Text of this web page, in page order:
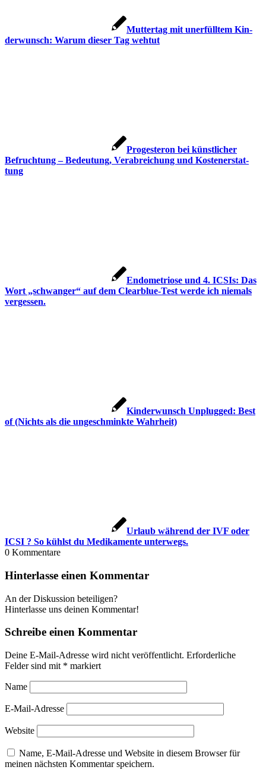
Mut­ter­tag mit uner­füll­tem Kin­
der­wunsch: War­um die­ser Tag weh­tut
Pro­ges­te­ron bei künst­li­cher
Befruch­tung – Bedeu­tung, Ver­ab­rei­chung und Kos­ten­er­stat­
tung
Endo­me­trio­se und 4. ICSIs: Das
Wort „schwan­ger“ auf dem Cle­ar­blue-Test wer­de ich nie­mals
ver­ges­sen.
Kin­der­wunsch Unplug­ged: Best
of (Nichts als die unge­schmink­te Wahr­heit)
Urlaub wäh­rend der IVF oder
ICSI ? So kühlst du Medi­ka­men­te unter­wegs.
0 Kommentare
Hinterlasse einen Kommentar
An der Diskussion beteiligen?
Hinterlasse uns deinen Kommentar!
Schreibe einen Kommentar
Deine E-Mail-Adresse wird nicht veröffentlicht. Erforderliche
Felder sind mit * markiert
Name
E-Mail-Adresse
Website
Name, E-Mail-Adresse und Website in diesem Browser für
meinen nächsten Kommentar speichern.